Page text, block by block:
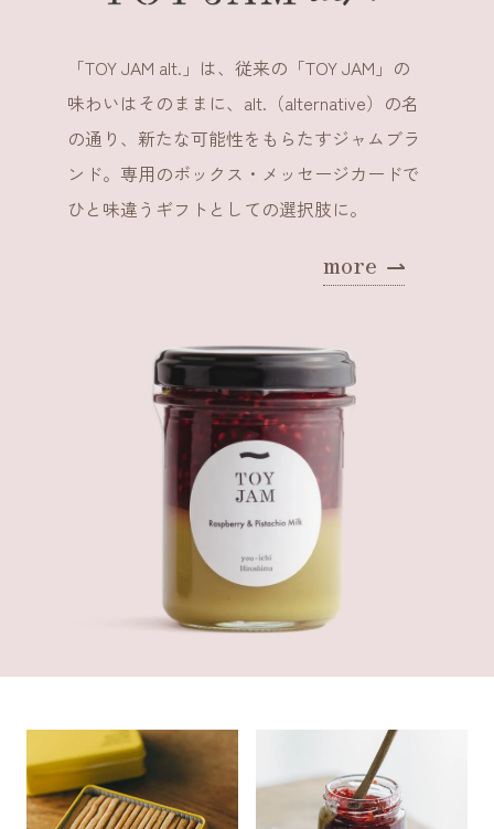
「TOY JAM alt.」は、従来の「TOY JAM」の
味わいはそのままに、alt.（alternative）の名
の通り、新たな可能性をもらたすジャムブラ
ンド。専用のボックス・メッセージカードで
ひと味違うギフトとしての選択肢に。
more